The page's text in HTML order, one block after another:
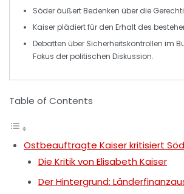
Söder äußert Bedenken über die
Kaiser plädiert für den Erhalt des
Debatten über Sicherheitskontrollen im
Fokus der politischen Diskussion.
Table of Contents
Ostbeauftragte Kaiser kritisiert
Die Kritik von Elisabeth Kaiser
Der Hintergrund: